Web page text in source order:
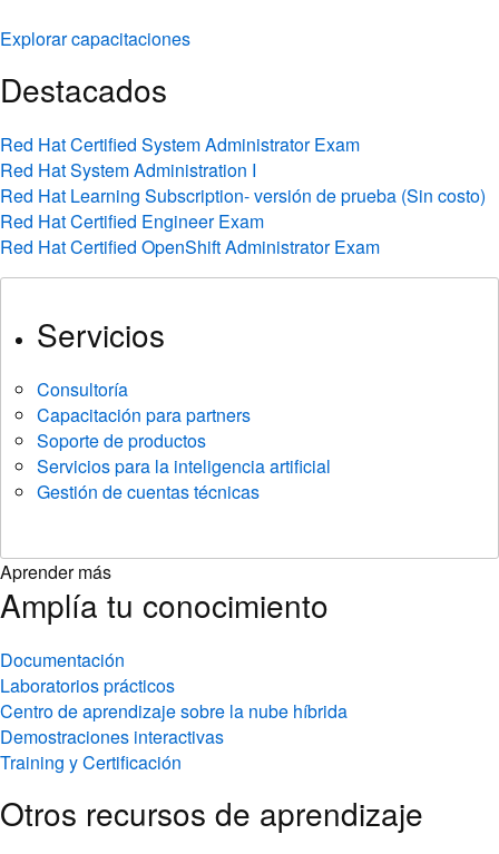
Explorar capacitaciones
Destacados
Red Hat Certified System Administrator Exam
Red Hat System Administration I
Red Hat Learning Subscription- versión de prueba (Sin costo)
Red Hat Certified Engineer Exam
Red Hat Certified OpenShift Administrator Exam
Servicios
Consultoría
Capacitación para partners
Soporte de productos
Servicios para la inteligencia artificial
Gestión de cuentas técnicas
Aprender más
Amplía tu conocimiento
Documentación
Laboratorios prácticos
Centro de aprendizaje sobre la nube híbrida
Demostraciones interactivas
Training y Certificación
Otros recursos de aprendizaje